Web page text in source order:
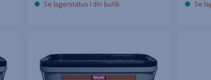
Se lagerstatus i din butik Se